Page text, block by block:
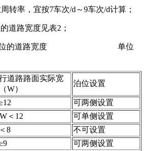
转率，宜按7车次/d～9车次/d计算；
道路宽度见表2；
车泊位的道路宽度 单位
道路路面实际宽
W）
泊位设置
可两侧设置
＜12
可单侧设置
8
不可设置
可两侧设置